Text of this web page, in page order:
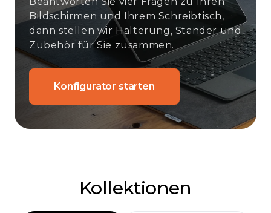
Bildschirmen und Ihrem Schreibtisch,
dann stellen wir Halterung, Ständer und
Zubehör für Sie zusammen.
Konfigurator starten
Kollektionen